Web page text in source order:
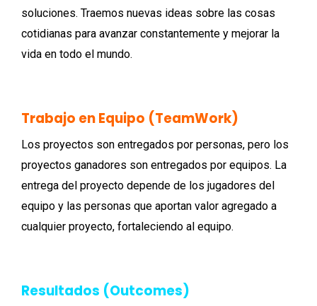
soluciones. Traemos nuevas ideas sobre las cosas
cotidianas para avanzar constantemente y mejorar la
vida en todo el mundo.
Trabajo en Equipo (TeamWork)
Los proyectos son entregados por personas, pero los
proyectos ganadores son entregados por equipos. La
entrega del proyecto depende de los jugadores del
equipo y las personas que aportan valor agregado a
cualquier proyecto, fortaleciendo al equipo.
Resultados (Outcomes)